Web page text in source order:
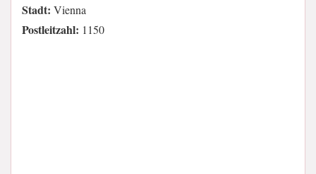
Stadt: Vienna
Postleitzahl: 1150